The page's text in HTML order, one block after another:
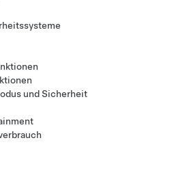
und Sicherheit